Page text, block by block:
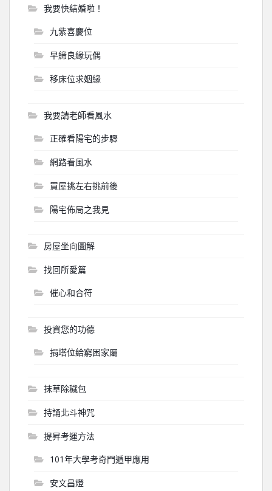
我要快結婚啦！
九紫喜慶位
早締良緣玩偶
移床位求姻緣
我要請老師看風水
正確看陽宅的步驟
網路看風水
買屋挑左右挑前後
陽宅佈局之我見
房屋坐向圖解
找回所愛篇
催心和合符
投資您的功德
捐塔位給窮困家屬
抹草除穢包
持誦北斗神咒
提昇考運方法
101年大學考奇門遁甲應用
安文昌燈